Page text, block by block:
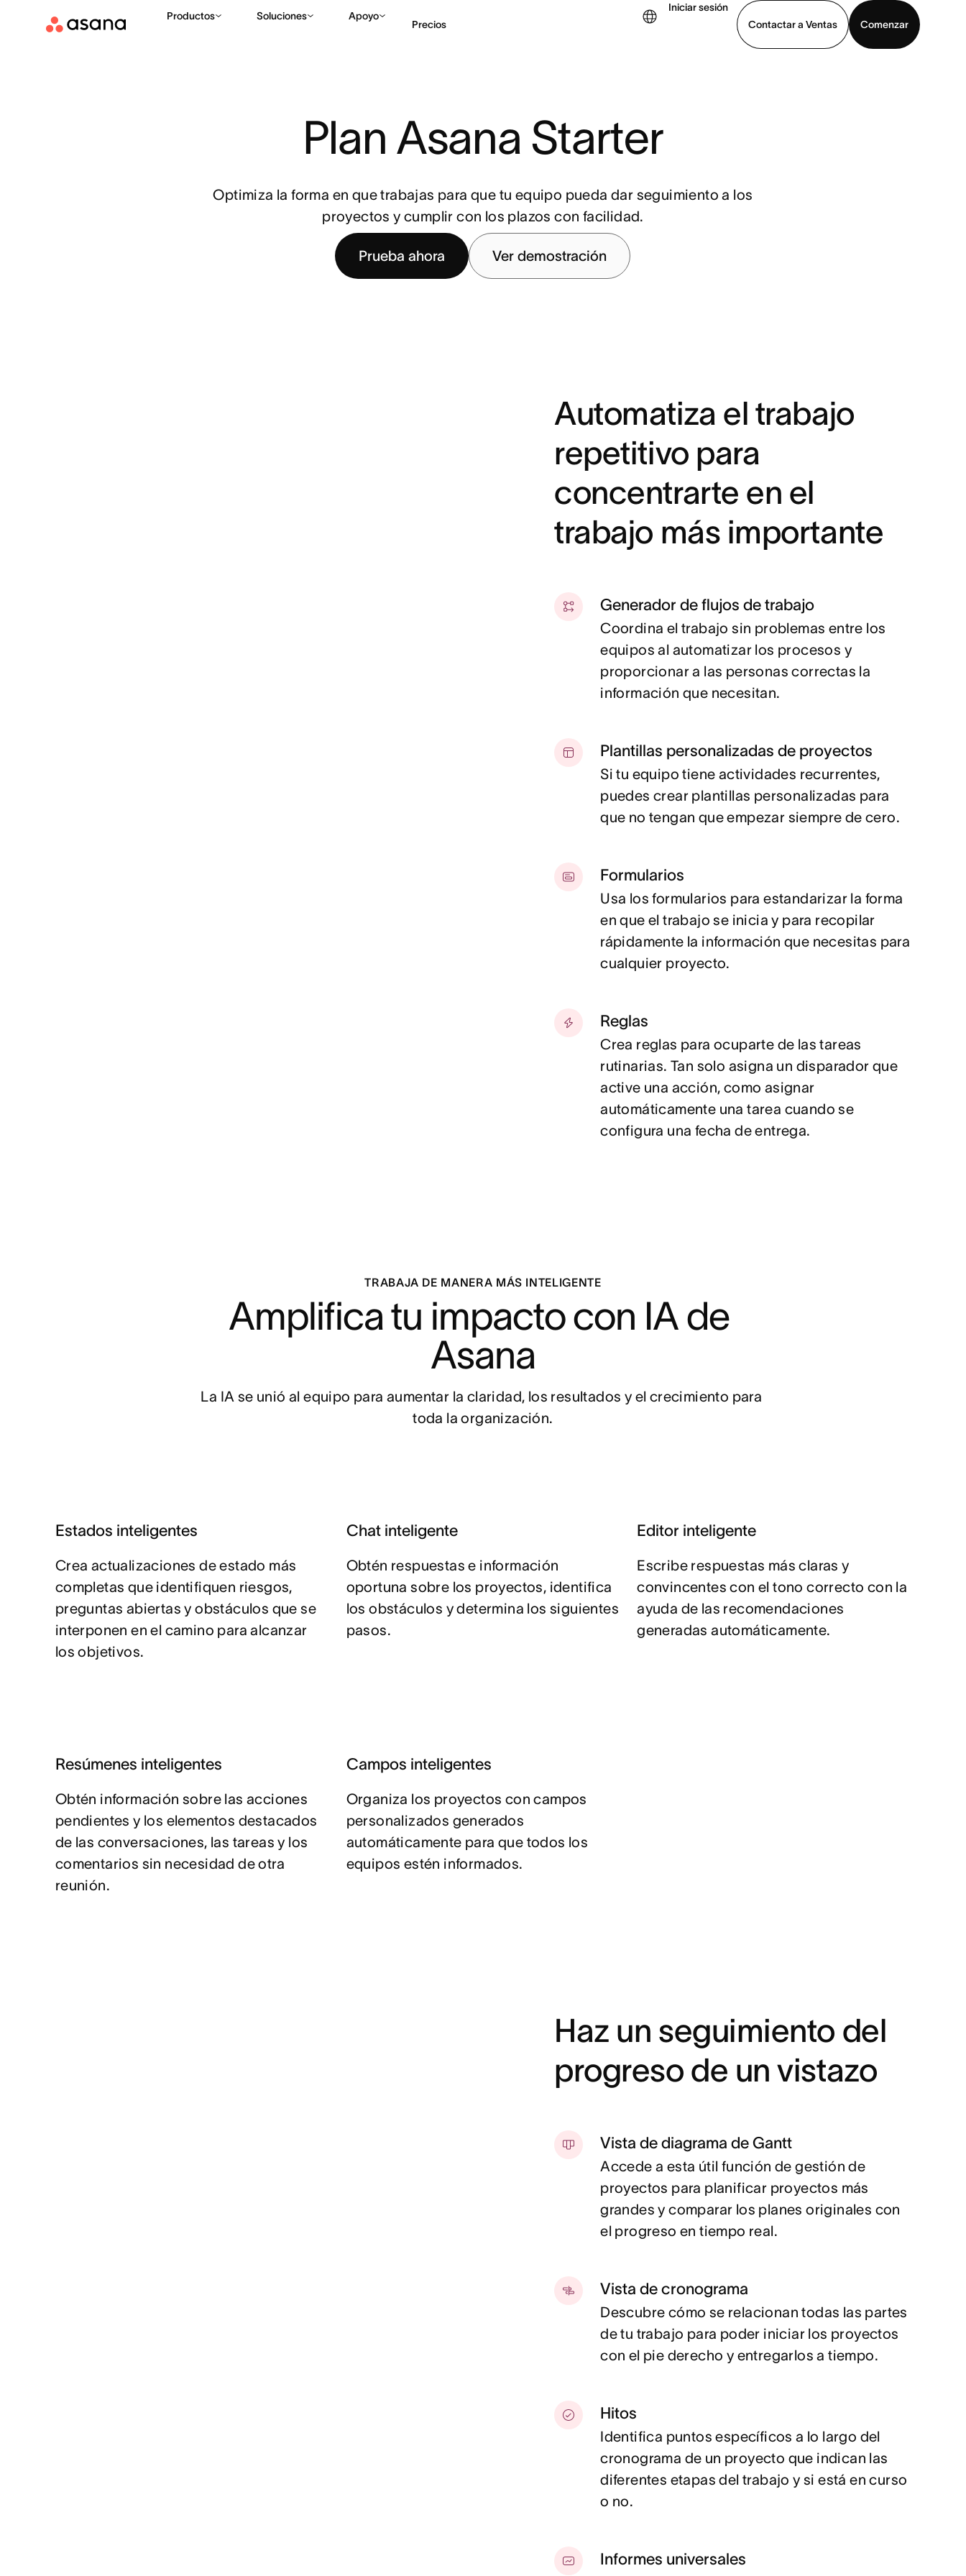
Productos Soluciones Apoyo
Precios
Iniciar sesión
Contactar a Ventas
Comenzar
Plan Asana Starter
Optimiza la forma en que trabajas para que tu equipo pueda dar seguimiento a los
proyectos y cumplir con los plazos con facilidad.
Prueba ahora Ver demostración
Automatiza el trabajo
repetitivo para
concentrarte en el
trabajo más importante
Generador de flujos de trabajo
Coordina el trabajo sin problemas entre los
equipos al automatizar los procesos y
proporcionar a las personas correctas la
información que necesitan.
Plantillas personalizadas de proyectos
Si tu equipo tiene actividades recurrentes,
puedes crear plantillas personalizadas para
que no tengan que empezar siempre de cero.
Formularios
Usa los formularios para estandarizar la forma
en que el trabajo se inicia y para recopilar
rápidamente la información que necesitas para
cualquier proyecto.
Reglas
Crea reglas para ocuparte de las tareas
rutinarias. Tan solo asigna un disparador que
active una acción, como asignar
automáticamente una tarea cuando se
configura una fecha de entrega.
TRABAJA DE MANERA MÁS INTELIGENTE
Amplifica tu impacto con IA de
Asana
La IA se unió al equipo para aumentar la claridad, los resultados y el crecimiento para
toda la organización.
Estados inteligentes
Crea actualizaciones de estado más
completas que identifiquen riesgos,
preguntas abiertas y obstáculos que se
interponen en el camino para alcanzar
los objetivos.
Chat inteligente
Obtén respuestas e información
oportuna sobre los proyectos, identifica
los obstáculos y determina los siguientes
pasos.
Editor inteligente
Escribe respuestas más claras y
convincentes con el tono correcto con la
ayuda de las recomendaciones
generadas automáticamente.
Resúmenes inteligentes
Obtén información sobre las acciones
pendientes y los elementos destacados
de las conversaciones, las tareas y los
comentarios sin necesidad de otra
reunión.
Campos inteligentes
Organiza los proyectos con campos
personalizados generados
automáticamente para que todos los
equipos estén informados.
Haz un seguimiento del
progreso de un vistazo
Vista de diagrama de Gantt
Accede a esta útil función de gestión de
proyectos para planificar proyectos más
grandes y comparar los planes originales con
el progreso en tiempo real.
Vista de cronograma
Descubre cómo se relacionan todas las partes
de tu trabajo para poder iniciar los proyectos
con el pie derecho y entregarlos a tiempo.
Hitos
Identifica puntos específicos a lo largo del
cronograma de un proyecto que indican las
diferentes etapas del trabajo y si está en curso
o no.
Informes universales